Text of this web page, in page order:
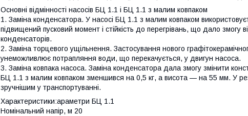
Основні відмінності насосів БЦ 1.1 і БЦ 1.1 з малим ковпаком
1. Заміна конденсатора. У насосі БЦ 1.1 з малим ковпаком
підвищений пусковий момент і стійкість до перегрівань, що дало змогу
конденсаторів.
2. Заміна торцевого ущільнення. Застосування нового
унеможливлює потрапляння води, що перекачується, у двигун насоса.
3. Заміна ковпака насоса. Заміна конденсатора дала змогу змінити
БЦ 1.1 з малим ковпаком зменшився на 0,5 кг, а висота — на 55 мм. У
зручнішим у транспортуванні.
Характеристики:араметри БЦ 1.1
Номінальний напір, м 20